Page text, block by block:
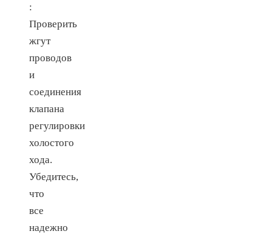
:
Проверить
жгут
проводов
и
соединения
клапана
регулировки
холостого
хода.
Убедитесь,
что
все
надежно